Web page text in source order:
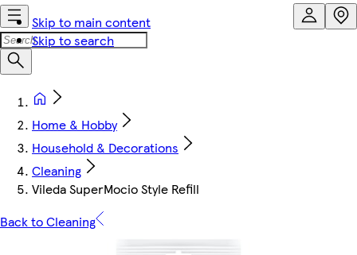
Skip to main content
Skip to search
Home & Hobby
Household & Decorations
Cleaning
Vileda SuperMocio Style Refill
Back to Cleaning